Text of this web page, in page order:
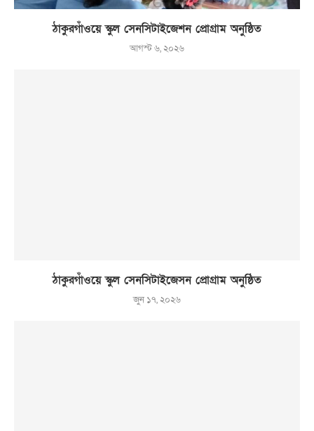
ঠাকুরগাঁওয়ে স্কুল সেনসিটাইজেশন প্রোগ্রাম অনুষ্ঠিত
আগস্ট ৬, ২০২৬
ঠাকুরগাঁওয়ে স্কুল সেনসিটাইজেসন প্রোগ্রাম অনুষ্ঠিত
জুন ১৭, ২০২৬